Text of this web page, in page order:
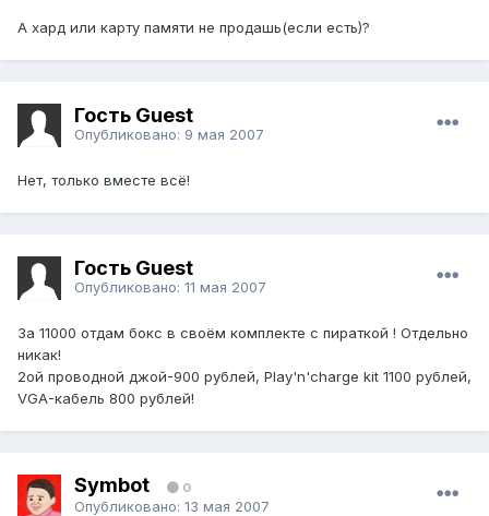
А хард или карту памяти не продашь(если есть)?
Гость Guest
Опубликовано: 9 мая 2007
Нет, только вместе всё!
Гость Guest
Опубликовано: 11 мая 2007
За 11000 отдам бокс в своём комплекте с пираткой ! Отдельно
никак!
2ой проводной джой-900 рублей, Play'n'charge kit 1100 рублей,
VGA-кабель 800 рублей!
Symbot 0
Опубликовано: 13 мая 2007